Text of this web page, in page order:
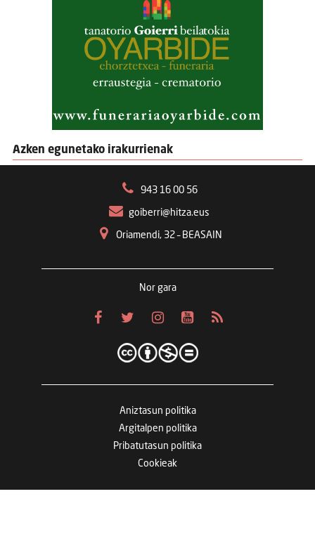
Azken egunetako irakurrienak
943 16 00 56
goiberri@hitza.eus
Oriamendi, 32 – BEASAIN
Nor gara
Aniztasun politika
Argitalpen politika
Pribatutasun politika
Cookieak